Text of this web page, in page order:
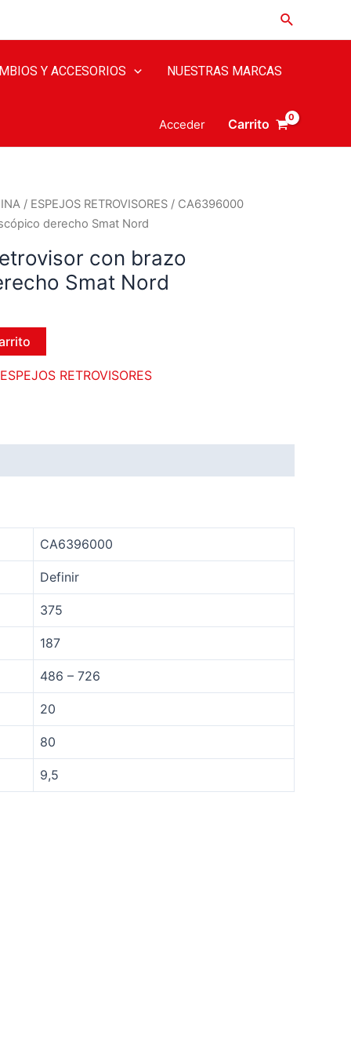
Y ACCESORIOS NUESTRAS MARCAS
Acceder Carrito
/ ESPEJOS RETROVISORES / CA6396000
derecho Smat Nord
con brazo
Smat Nord
ESPEJOS RETROVISORES
CA6396000
Definir
375
187
486 – 726
20
80
9,5